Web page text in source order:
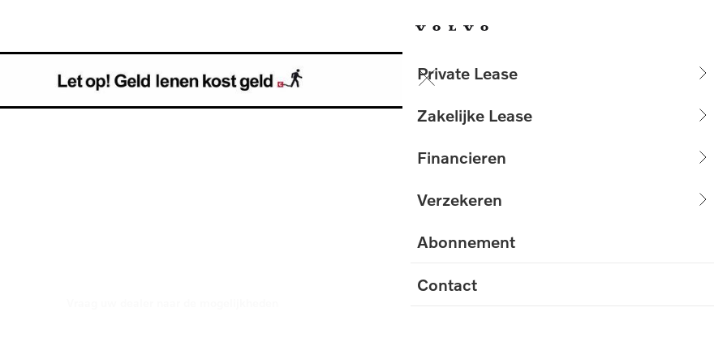
Private Lease
Zakelijke Lease
Financieren
Verzekeren
Abonnement
Contact
LEASE NU TEGEN 5,99% RENTE*